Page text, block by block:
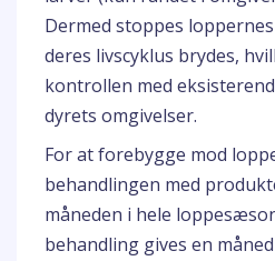
Dermed stoppes
deres livscyklus brydes,
kontrollen med
dyrets omgivelser.
For at forebygge mod
behandlingen med
måneden i hele
behandling gives en